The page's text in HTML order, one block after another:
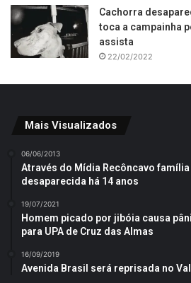
Cachorra
toca a campainha
assista
22/02/2022
Mais Visualizados
06/06/2013
Através do Mídia Recôncavo
desaparecida há 14 anos
19/07/2021
Homem picado por jibóia causa
para UPA de Cruz das Almas
16/09/2019
Avenida Brasil será reprisada no